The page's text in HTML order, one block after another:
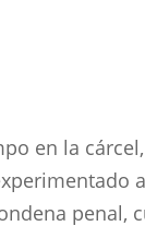
en la
penal,